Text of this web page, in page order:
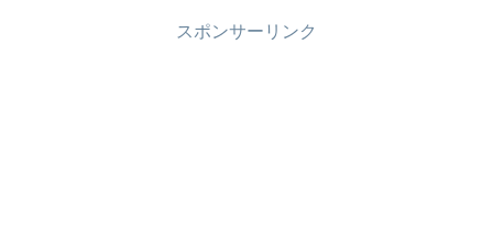
スポンサーリンク